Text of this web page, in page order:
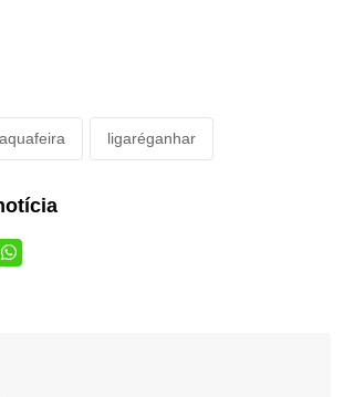
ligaréganhar